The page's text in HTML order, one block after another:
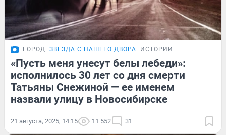
ГОРОД ЗВЕЗДА С НАШЕГО ДВОРА ИСТОРИИ
«Пусть меня унесут белы лебеди»:
исполнилось 30 лет со дня смерти
Татьяны Снежиной — ее именем
назвали улицу в Новосибирске
21 августа, 2025, 14:15 11 552 31